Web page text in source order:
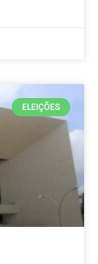
ELEIÇÕES